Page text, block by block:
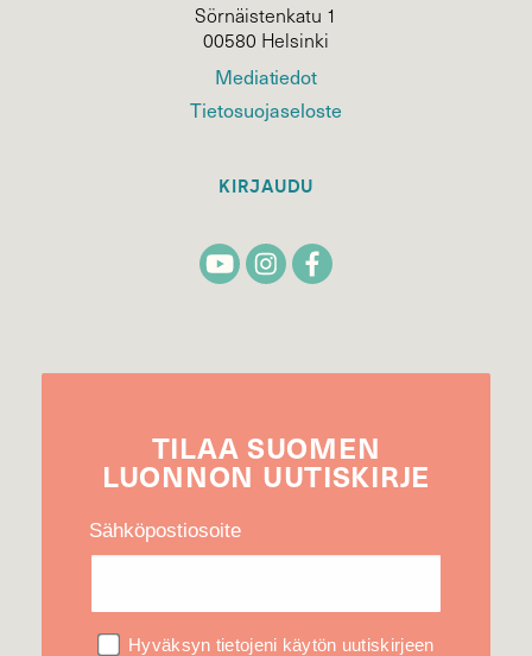
Sörnäistenkatu 1
00580 Helsinki
Mediatiedot
Tietosuojaseloste
KIRJAUDU
TILAA SUOMEN
LUONNON UUTIS­KIRJE
Sähköpostiosoite
Hyväksyn tietojeni käytön uutiskirjeen